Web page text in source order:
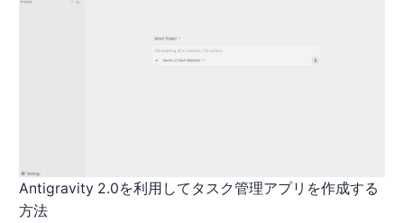
Antigravity 2.0を利用してタスク管理アプリを作成する
方法